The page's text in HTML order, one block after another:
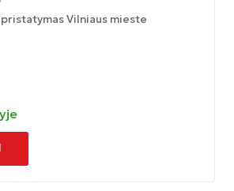
Vilniaus mieste